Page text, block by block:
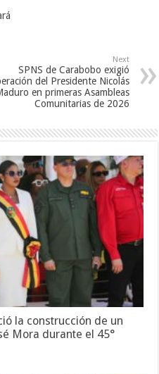
Next
SPNS de Carabobo exigió
del Presidente Nicolás
en primeras Asambleas
Comunitarias de 2026
la construcción de un
Mora durante el 45°